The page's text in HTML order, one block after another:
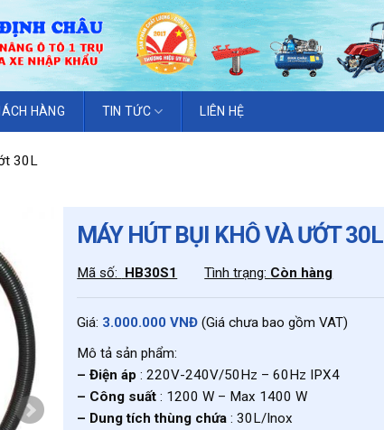
HÀNG TIN TỨC LIÊN HỆ
30L
MÁY HÚT BỤI KHÔ VÀ ƯỚT 30L
Mã số: HB30S1 Tình trạng: Còn hàng
Giá: 3.000.000 VNĐ (Giá chưa bao gồm VAT)
Mô tả sản phẩm:
– Điện áp: 220V-240V/50Hz – 60Hz IPX4
– Công suất: 1200 W – Max 1400 W
– Dung tích thùng chứa: 30L/Inox